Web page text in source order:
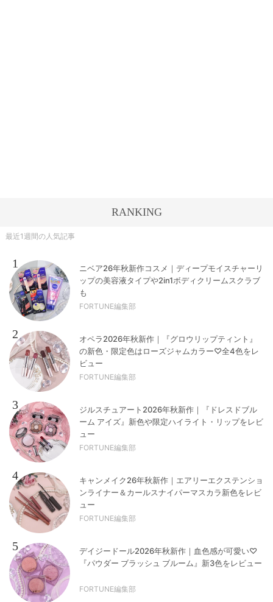
RANKING
最近1週間の人気記事
1
ニベア26年秋新作コスメ｜ディープモイスチャーリ
ップの美容液タイプや2in1ボディクリームスクラブ
も
FORTUNE編集部
2
オペラ2026年秋新作｜『グロウリップティント』
の新色・限定色はローズジャムカラー♡全4色をレ
ビュー
FORTUNE編集部
3
ジルスチュアート2026年秋新作｜『ドレスドブル
ーム アイズ』新色や限定ハイライト・リップをレビ
ュー
FORTUNE編集部
4
キャンメイク26年秋新作｜エアリーエクステンショ
ンライナー＆カールスナイパーマスカラ新色をレビ
ュー
FORTUNE編集部
5
デイジードール2026年秋新作｜血色感が可愛い♡
『パウダー ブラッシュ ブルーム』新3色をレビュー
FORTUNE編集部